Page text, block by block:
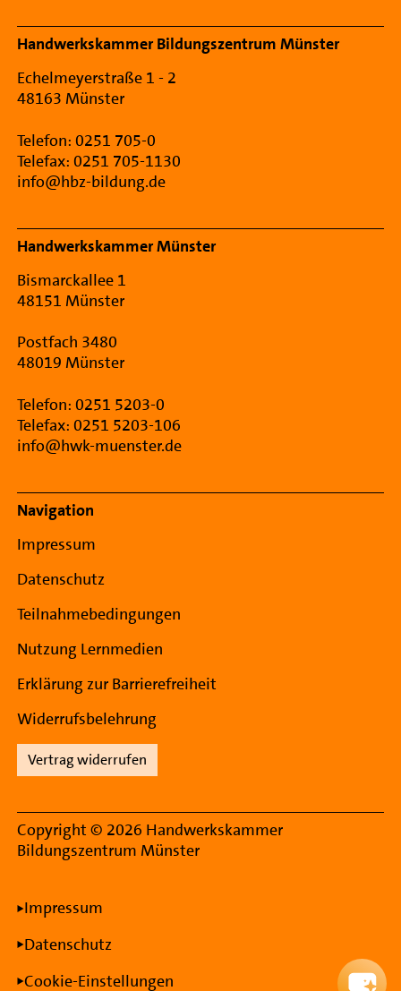
Footer Navigation
Handwerkskammer Bildungszentrum Münster
Echelmeyerstraße 1 - 2
48163 Münster
Telefon: 0251 705-0
Telefax: 0251 705-1130
info@hbz-bildung.de
Handwerkskammer Münster
Bismarckallee 1
48151 Münster
Postfach 3480
48019 Münster
Telefon: 0251 5203-0
Telefax: 0251 5203-106
info@hwk-muenster.de
Navigation
Impressum
Datenschutz
Teilnahmebedingungen
Nutzung Lernmedien
Erklärung zur Barrierefreiheit
Widerrufsbelehrung
Vertrag widerrufen
Copyright © 2026 Handwerkskammer
Bildungszentrum Münster
Rechtliche Informationen
Impressum
Datenschutz
Cookie-Einstellungen